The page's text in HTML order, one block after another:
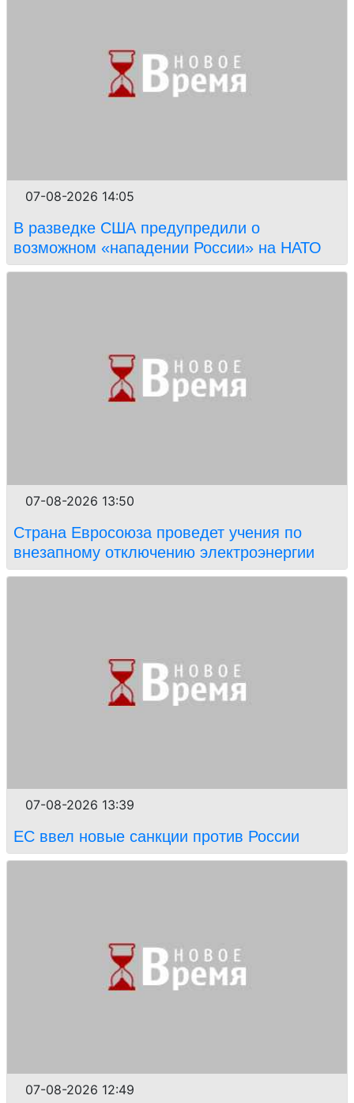
07-08-2026 14:05
В разведке США предупредили о
возможном «нападении России» на НАТО
07-08-2026 13:50
Страна Евросоюза проведет учения по
внезапному отключению электроэнергии
07-08-2026 13:39
ЕС ввел новые санкции против России
07-08-2026 12:49